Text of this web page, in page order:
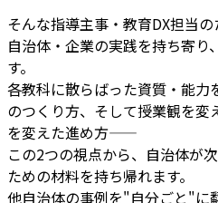
そんな指導主事・教育DX担当
自治体・企業の実践を持ち寄り
す。
各教科に散らばった資質・能力
のつくり方、そして授業観を変
を変えた進め方——
この2つの視点から、自治体が
ための材料を持ち帰れます。
他自治体の事例を"自分ごと"に